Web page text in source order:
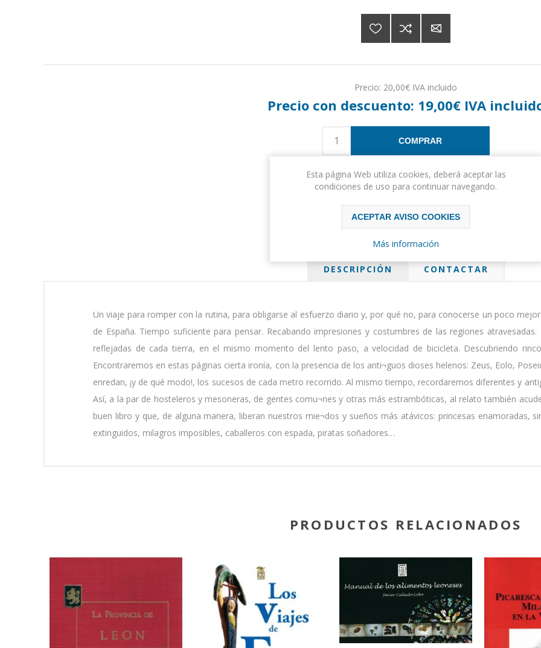
Precio: 20,00€ IVA incluido
Precio con descuento: 19,00€ IVA
COMPRAR
Please select the address you want to ship to
DESCRIPCIÓN CONTACTAR
Un viaje para romper con la rutina, para obligarse al esfuerzo diario y, por qué no, para conocerse un poco
de España. Tiempo suficiente para pensar. Recabando impresiones y costumbres de las regiones
reflejadas de cada tierra, en el mismo momento del lento paso, a velocidad de bicicleta. Descubriendo
Encontraremos en estas páginas cierta ironía, con la presencia de los anti¬guos dioses helenos: Zeus, Eolo,
enredan, ¡y de qué modo!, los sucesos de cada metro recorrido. Al mismo tiempo, recordaremos diferentes y
Así, a la par de hosteleros y mesoneras, de gentes comu¬nes y otras más estrambóticas, al relato también
buen libro y que, de alguna manera, liberan nuestros mie¬dos y sueños más atávicos: princesas enamoradas,
extinguidos, milagros imposibles, caballeros con espada, piratas soñadores…
PRODUCTOS RELACIONADOS
Esta página Web utiliza cookies, deberá aceptar las
condiciones de uso para continuar navegando.
ACEPTAR AVISO COOKIES
Más información